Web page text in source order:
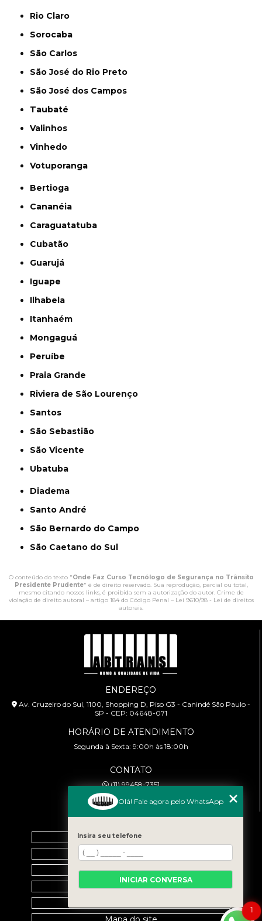
Rio Claro
Sorocaba
São Carlos
São José do Rio Preto
São José dos Campos
Taubaté
Valinhos
Vinhedo
Votuporanga
Bertioga
Cananéia
Caraguatatuba
Cubatão
Guarujá
Iguape
Ilhabela
Itanhaém
Mongaguá
Peruíbe
Praia Grande
Riviera de São Lourenço
Santos
São Sebastião
São Vicente
Ubatuba
Diadema
Santo André
São Bernardo do Campo
São Caetano do Sul
O conteúdo do texto "Onde Faz Curso Tecnólogo de Segurança no Trânsito
Presidente Prudente" é de direito reservado. Sua reprodução, parcial ou total,
mesmo citando nossos links, é proibida sem a autorização do autor. Crime de
violação de direito autoral – artigo 184 do Código Penal – Lei 9610/98 - Lei de direitos
autorais.
ENDEREÇO
Av. Cruzeiro do Sul, 1100, Shopping D, Piso G3 - Canindé São Paulo -
SP - CEP: 04648-071
HORÁRIO DE ATENDIMENTO
Segunda à Sexta: 9:00h às 18:00h
CONTATO
(11) 99458-7351
cursoabtrans@gmail.com
Home
Empresa
Galeria
Contato
1
Olá! Fale agora pelo WhatsApp
Insira seu telefone
INICIAR CONVERSA